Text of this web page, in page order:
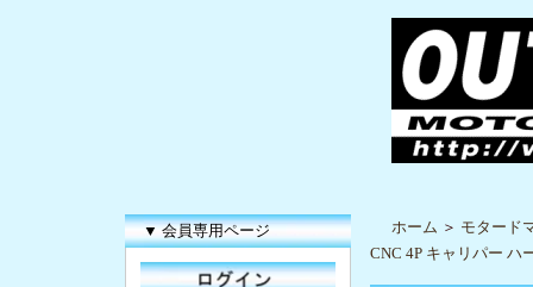
▼ 会員専用ページ ホーム ＞ モタード
CNC 4P キャリパー ハ